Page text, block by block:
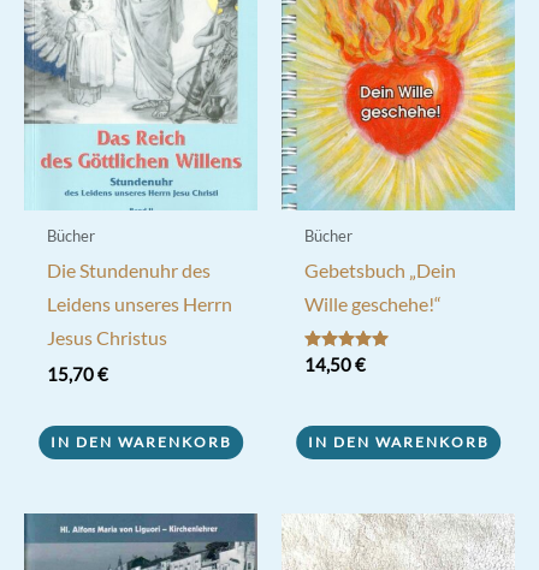
Bücher
Die Stundenuhr des
Leidens unseres Herrn
Jesus Christus
15,70€
IN DEN WARENKORB
Bücher
Gebetsbuch „Dein
Wille geschehe!“
Bewertet mit
5.00
14,50€
IN DEN WARENKORB